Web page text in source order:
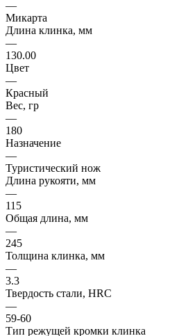
—
Микарта
Длина клинка, мм
—
130.00
Цвет
—
Красный
Вес, гр
—
180
Назначение
—
Туристический нож
Длина рукояти, мм
—
115
Общая длина, мм
—
245
Толщина клинка, мм
—
3.3
Твердость стали, HRC
—
59-60
Тип режущей кромки клинка